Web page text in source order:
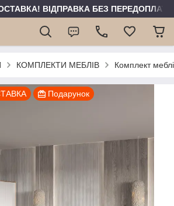
ВІДПРАВКА БЕЗ ПЕРЕДОПЛАТИ
КОМПЛЕКТИ МЕБЛІВ Комплект
Подарунок